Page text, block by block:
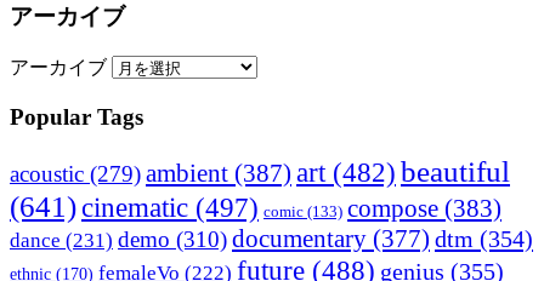
アーカイブ
アーカイブ
Popular Tags
acoustic (279)ambient (387) art (482) beautiful
(641)cinematic (497) comic (133) compose (383)
dance (231) demo (310)documentary (377) dtm (354)
ethnic (170) femaleVo (222) future (488) genius (355)